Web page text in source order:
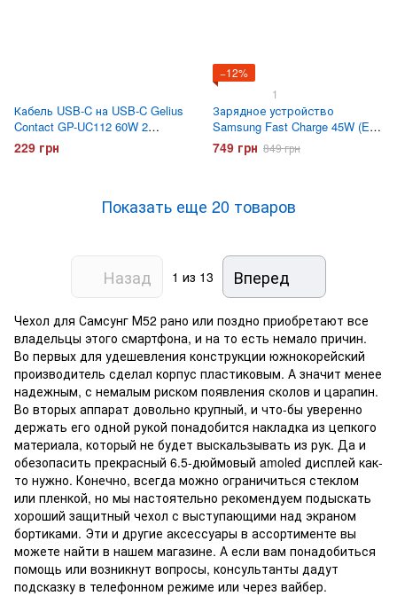
Кабель USB-C на USB-C Gelius
Contact GP-UC112 60W 2
метра Черный
229 грн
−12%
1
Зарядное устройство
Samsung Fast Charge 45W (EP-
TA845) Черное
749 грн 849 грн
Показать еще 20 товаров
Назад 1 из 13 Вперед
Чехол для Самсунг М52 рано или поздно приобретают все
владельцы этого смартфона, и на то есть немало причин.
Во первых для удешевления конструкции южнокорейский
производитель сделал корпус пластиковым. А значит менее
надежным, с немалым риском появления сколов и царапин.
Во вторых аппарат довольно крупный, и что-бы уверенно
держать его одной рукой понадобится накладка из цепкого
материала, который не будет выскальзывать из рук. Да и
обезопасить прекрасный 6.5-дюймовый amoled дисплей как-
то нужно. Конечно, всегда можно ограничиться стеклом
или пленкой, но мы настоятельно рекомендуем подыскать
хороший защитный чехол с выступающими над экраном
бортиками. Эти и другие аксессуары в ассортименте вы
можете найти в нашем магазине. А если вам понадобиться
помощь или возникнут вопросы, консультанты дадут
подсказку в телефонном режиме или через вайбер.